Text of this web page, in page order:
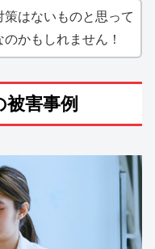
はないものと思って
かもしれません！
害事例